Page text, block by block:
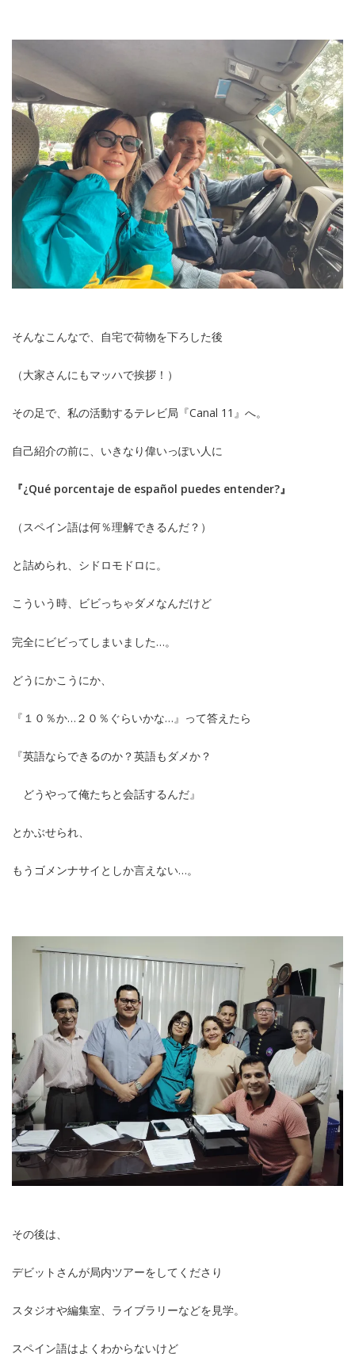
そんなこんなで、自宅で荷物を下ろした後
（大家さんにもマッハで挨拶！）
その足で、私の活動するテレビ局『Canal 11』へ。
自己紹介の前に、いきなり偉いっぽい人に
『¿Qué porcentaje de español puedes entender?』
（スペイン語は何％理解できるんだ？）
と詰められ、シドロモドロに。
こういう時、ビビっちゃダメなんだけど
完全にビビってしまいました…。
どうにかこうにか、
『１０％か…２０％ぐらいかな…』って答えたら
『英語ならできるのか？英語もダメか？
どうやって俺たちと会話するんだ』
とかぶせられ、
もうゴメンナサイとしか言えない…。
その後は、
デビットさんが局内ツアーをしてくださり
スタジオや編集室、ライブラリーなどを見学。
スペイン語はよくわからないけど